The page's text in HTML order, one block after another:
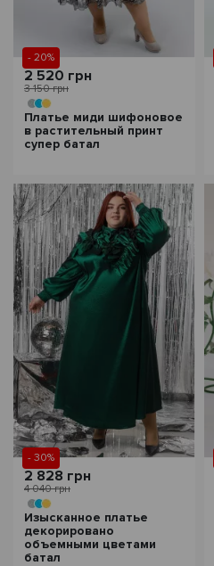
- 20%
2 520 грн
3 150 грн
Платье миди шифоновое
в растительный принт
супер батал
- 30%
2 828 грн
4 040 грн
Изысканное платье
декорировано
объемными цветами
батал